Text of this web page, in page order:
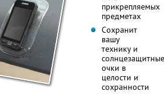
прикрепляемых
предметах
Сохранит
вашу
технику и
солнцезащитные
очки в
целости и
сохранности